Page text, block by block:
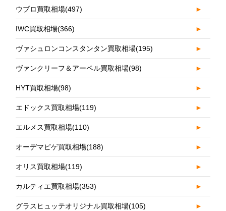
ウブロ買取相場(497) ►
IWC買取相場(366) ►
ヴァシュロンコンスタンタン買取相場(195) ►
ヴァンクリーフ＆アーペル買取相場(98) ►
HYT買取相場(98) ►
エドックス買取相場(119) ►
エルメス買取相場(110) ►
オーデマピゲ買取相場(188) ►
オリス買取相場(119) ►
カルティエ買取相場(353) ►
グラスヒュッテオリジナル買取相場(105) ►